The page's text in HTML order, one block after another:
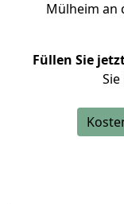
Mülheim an
Füllen Sie